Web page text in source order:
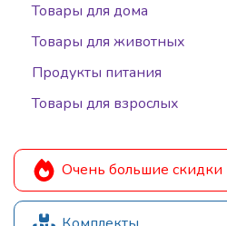
Товары для дома
Товары для животных
Продукты питания
Товары для взрослых
Очень большие скидки